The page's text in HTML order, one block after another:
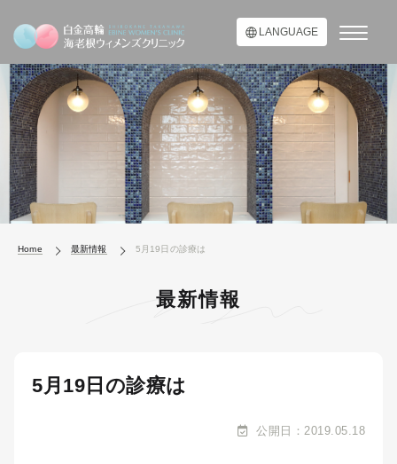
LANGUAGE
Home 最新情報 5月19日の診療は
最新情報
5月19日の診療は
公開日：2019.05.18